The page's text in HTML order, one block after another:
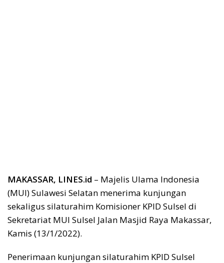
MAKASSAR, LINES.id – Majelis Ulama Indonesia
(MUI) Sulawesi Selatan menerima kunjungan
sekaligus silaturahim Komisioner KPID Sulsel di
Sekretariat MUI Sulsel Jalan Masjid Raya Makassar,
Kamis (13/1/2022).
Penerimaan kunjungan silaturahim KPID Sulsel